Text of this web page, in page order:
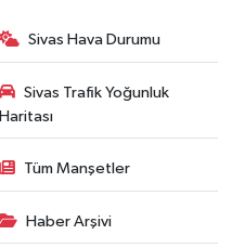
Sivas Hava Durumu
Sivas Trafik Yoğunluk
Haritası
Tüm Manşetler
Haber Arşivi